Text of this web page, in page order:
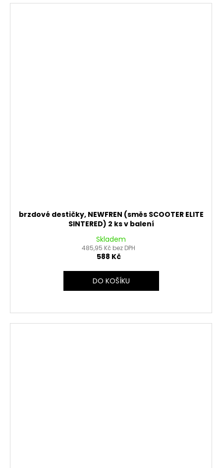
brzdové destičky, NEWFREN (směs SCOOTER ELITE
SINTERED) 2 ks v balení
Skladem
485,95 Kč bez DPH
588 Kč
DO KOŠÍKU